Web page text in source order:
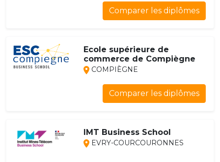
Comparer les diplômes
Ecole supérieure de
commerce de Compiègne
COMPIÈGNE
Comparer les diplômes
IMT Business School
EVRY-COURCOURONNES